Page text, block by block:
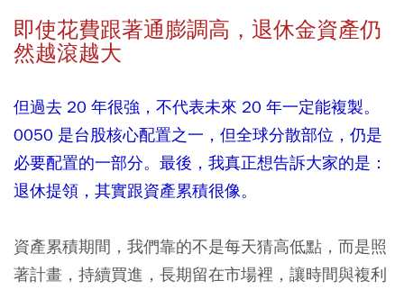
即使花費跟著通膨調高，退休金資產仍
然越滾越大
但過去 20 年很強，不代表未來 20 年一定能複製。
0050 是台股核心配置之一，但全球分散部位，仍是
必要配置的一部分。最後，我真正想告訴大家的是：
退休提領，其實跟資產累積很像。
資產累積期間，我們靠的不是每天猜高低點，而是照
著計畫，持續買進，長期留在市場裡，讓時間與複利